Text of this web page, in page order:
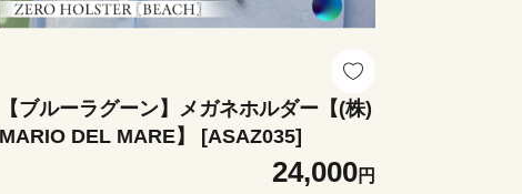
【ブルーラグーン】メガネホルダー【(株)
MARIO DEL MARE】 [ASAZ035]
24,000円